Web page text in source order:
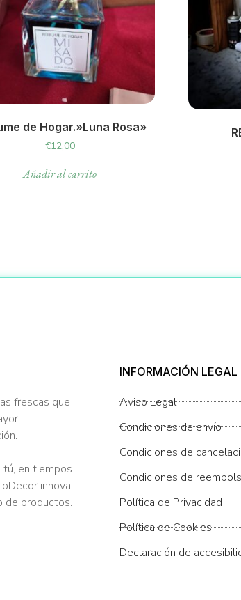
de Hogar.»Luna Rosa»
€12,00
Añadir al carrito
frescas que
en tiempos
innova
de productos.
INFORMACIÓN LEGAL
Aviso Legal
Condiciones de envío
Condiciones de
Condiciones de
Política de Privacidad
Política de Cookies
Declaración de